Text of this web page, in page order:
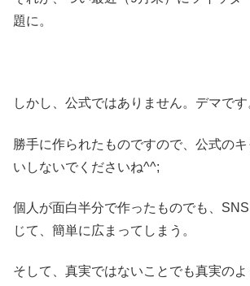
題に。
しかし、公式ではありません。デマです
勝手に作られたものですので、公式の
いしないでくださいね^^;
個人が面白半分で作ったものでも、
じて、簡単に広まってしまう。
そして、真実ではないことでも真実の